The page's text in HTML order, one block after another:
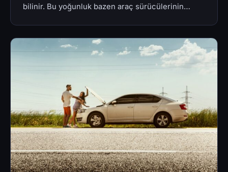
bilinir. Bu yoğunluk bazen araç sürücülerinin…